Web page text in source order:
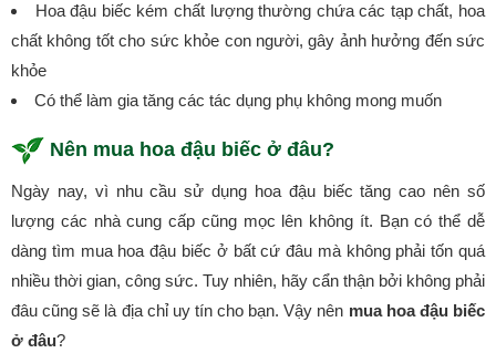
Hoa đậu biếc kém chất lượng thường chứa các tạp chất, hoa
chất không tốt cho sức khỏe con người, gây ảnh hưởng đến sức
khỏe
Có thể làm gia tăng các tác dụng phụ không mong muốn
Nên mua hoa đậu biếc ở đâu?
Ngày nay, vì nhu cầu sử dụng hoa đậu biếc tăng cao nên số
lượng các nhà cung cấp cũng mọc lên không ít. Bạn có thể dễ
dàng tìm mua hoa đậu biếc ở bất cứ đâu mà không phải tốn quá
nhiều thời gian, công sức. Tuy nhiên, hãy cẩn thận bởi không phải
đâu cũng sẽ là địa chỉ uy tín cho bạn. Vậy nên mua hoa đậu biếc
ở đâu?